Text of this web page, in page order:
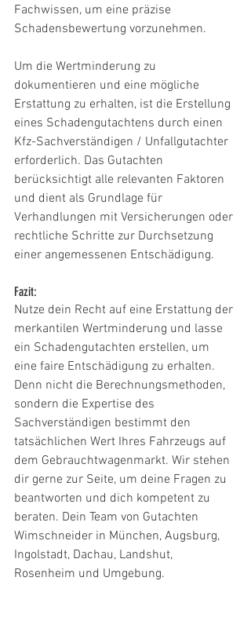
Fachwissen, um eine präzise
Schadensbewertung vorzunehmen.
Um die Wertminderung zu
dokumentieren und eine mögliche
Erstattung zu erhalten, ist die Erstellung
eines Schadengutachtens durch einen
Kfz-Sachverständigen / Unfallgutachter
erforderlich. Das Gutachten
berücksichtigt alle relevanten Faktoren
und dient als Grundlage für
Verhandlungen mit Versicherungen oder
rechtliche Schritte zur Durchsetzung
einer angemessenen Entschädigung.
Fazit:
Nutze dein Recht auf eine Erstattung der
merkantilen Wertminderung und lasse
ein Schadengutachten erstellen, um
eine faire Entschädigung zu erhalten.
Denn nicht die Berechnungsmethoden,
sondern die Expertise des
Sachverständigen bestimmt den
tatsächlichen Wert Ihres Fahrzeugs auf
dem Gebrauchtwagenmarkt. Wir stehen
dir gerne zur Seite, um deine Fragen zu
beantworten und dich kompetent zu
beraten. Dein Team von Gutachten
Wimschneider in München, Augsburg,
Ingolstadt, Dachau, Landshut,
Rosenheim und Umgebung.